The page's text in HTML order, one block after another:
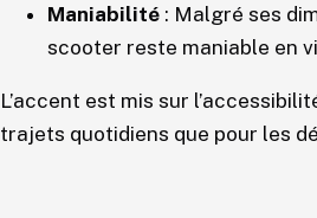
Maniabilité : Malgré ses
scooter reste maniable en
L’accent est mis sur
trajets quotidiens que pour les